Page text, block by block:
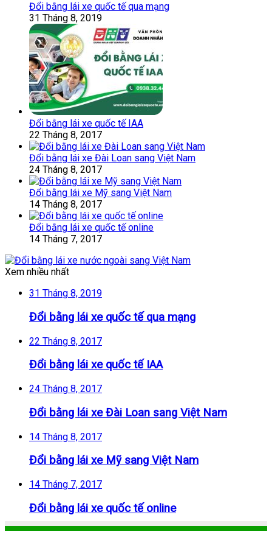
Đổi bằng lái xe quốc tế qua mạng
31 Tháng 8, 2019
Đổi bằng lái xe quốc tế IAA
22 Tháng 8, 2017
Đổi bằng lái xe Đài Loan sang Việt Nam
24 Tháng 8, 2017
Đổi bằng lái xe Mỹ sang Việt Nam
14 Tháng 8, 2017
Đổi bằng lái xe quốc tế online
14 Tháng 7, 2017
Xem nhiều nhất
31 Tháng 8, 2019
Đổi bằng lái xe quốc tế qua mạng
22 Tháng 8, 2017
Đổi bằng lái xe quốc tế IAA
24 Tháng 8, 2017
Đổi bằng lái xe Đài Loan sang Việt Nam
14 Tháng 8, 2017
Đổi bằng lái xe Mỹ sang Việt Nam
14 Tháng 7, 2017
Đổi bằng lái xe quốc tế online